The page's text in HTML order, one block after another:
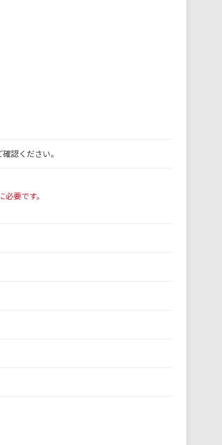
認ください。
要です。